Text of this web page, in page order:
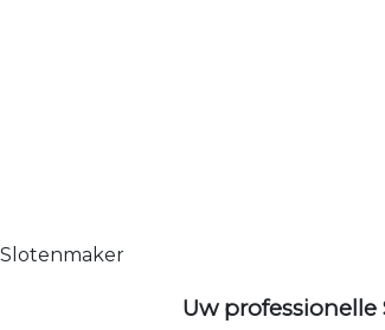
Slotenmaker
Uw professionelle